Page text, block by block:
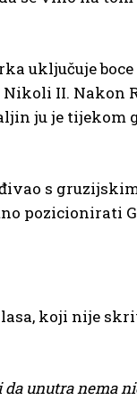
uključuje
II. Nakon
ju je tijekom
s
pozicionirati
koji nije
unutra nema